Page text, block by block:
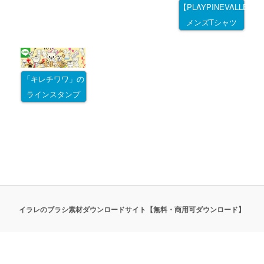
【PLAYPINEVALLEY
メンズTシャツ
「キレチワワ」の
ラインスタンプ
イラレのブラシ素材ダウンロードサイト【無料・商用可ダウンロード】